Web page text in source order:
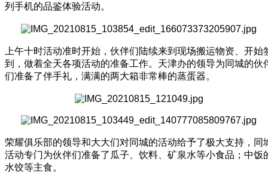
列手机的品鉴体验活动。
上午十时活动准时开始，伙伴们陆续来到现场搬运物资、开始
到，做着全天各项活动的准备工作。天津办的领导为同城的伙
们准备了伴手礼，满满的两大箱非常棒的蒸蛋器。
荣耀俱乐部的领导和大大们对同城的活动给予了极大支持，同
活动专门为伙伴们准备了瓜子、饮料、矿泉水等小食品；中饭
水饺等主食。